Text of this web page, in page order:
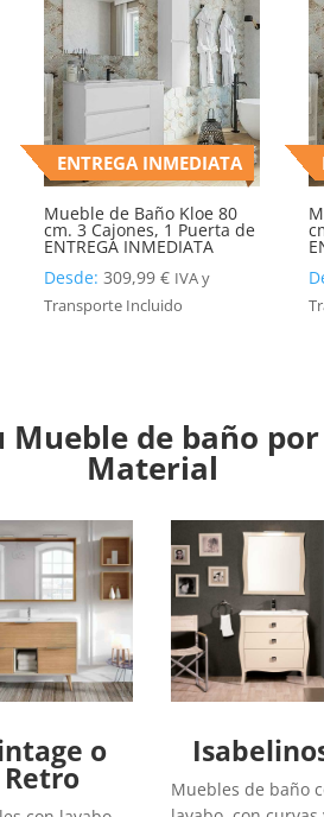
ENTREGA INMEDIATA
Mueble de Baño Kloe 80
cm. 3 Cajones, 1 Puerta de
ENTREGA INMEDIATA
Desde: 309,99 € IVA y
Transporte Incluido
de baño
Material
o
Retro
Muebles de baño